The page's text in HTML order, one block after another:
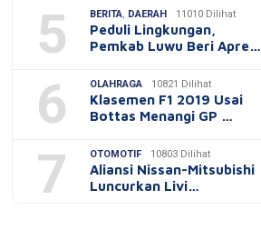
5 BERITA DAERAH 11010 Dilihat
Peduli Lingkungan,
Pemkab Luwu Beri Apre…
6 OLAHRAGA 10821 Dilihat
Klasemen F1 2019 Usai
Bottas Menangi GP …
7 OTOMOTIF 10803 Dilihat
Aliansi Nissan-Mitsubishi
Luncurkan Livi…